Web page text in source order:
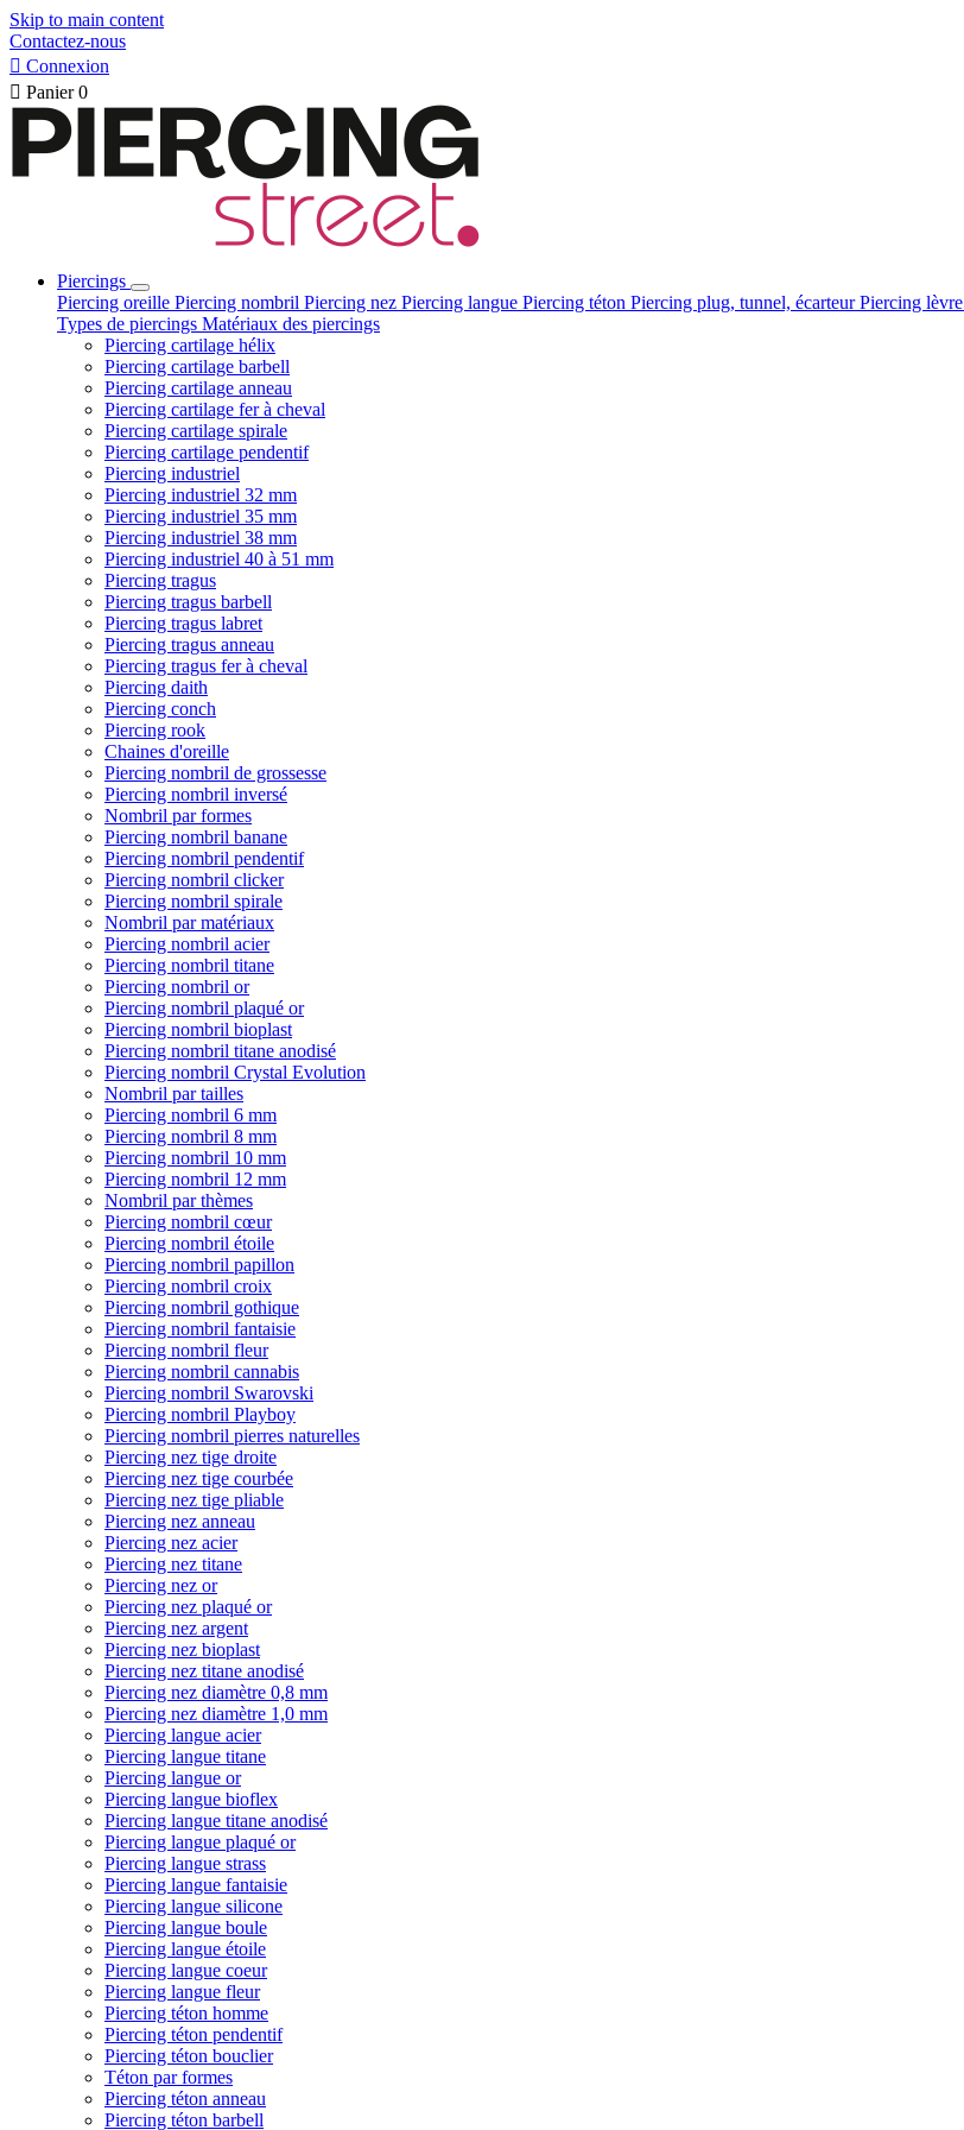
Skip to main content
Contactez-nous
 Connexion
 Panier 0
Piercings
Piercing oreille Piercing nombril Piercing nez Piercing langue Piercing téton Piercing plug, tunnel, écarteurPiercing lèvre
Types de piercings Matériaux des piercings
Piercing cartilage hélix
Piercing cartilage barbell
Piercing cartilage anneau
Piercing cartilage fer à cheval
Piercing cartilage spirale
Piercing cartilage pendentif
Piercing industriel
Piercing industriel 32 mm
Piercing industriel 35 mm
Piercing industriel 38 mm
Piercing industriel 40 à 51 mm
Piercing tragus
Piercing tragus barbell
Piercing tragus labret
Piercing tragus anneau
Piercing tragus fer à cheval
Piercing daith
Piercing conch
Piercing rook
Chaines d'oreille
Piercing nombril de grossesse
Piercing nombril inversé
Nombril par formes
Piercing nombril banane
Piercing nombril pendentif
Piercing nombril clicker
Piercing nombril spirale
Nombril par matériaux
Piercing nombril acier
Piercing nombril titane
Piercing nombril or
Piercing nombril plaqué or
Piercing nombril bioplast
Piercing nombril titane anodisé
Piercing nombril Crystal Evolution
Nombril par tailles
Piercing nombril 6 mm
Piercing nombril 8 mm
Piercing nombril 10 mm
Piercing nombril 12 mm
Nombril par thèmes
Piercing nombril cœur
Piercing nombril étoile
Piercing nombril papillon
Piercing nombril croix
Piercing nombril gothique
Piercing nombril fantaisie
Piercing nombril fleur
Piercing nombril cannabis
Piercing nombril Swarovski
Piercing nombril Playboy
Piercing nombril pierres naturelles
Piercing nez tige droite
Piercing nez tige courbée
Piercing nez tige pliable
Piercing nez anneau
Piercing nez acier
Piercing nez titane
Piercing nez or
Piercing nez plaqué or
Piercing nez argent
Piercing nez bioplast
Piercing nez titane anodisé
Piercing nez diamètre 0,8 mm
Piercing nez diamètre 1,0 mm
Piercing langue acier
Piercing langue titane
Piercing langue or
Piercing langue bioflex
Piercing langue titane anodisé
Piercing langue plaqué or
Piercing langue strass
Piercing langue fantaisie
Piercing langue silicone
Piercing langue boule
Piercing langue étoile
Piercing langue coeur
Piercing langue fleur
Piercing téton homme
Piercing téton pendentif
Piercing téton bouclier
Téton par formes
Piercing téton anneau
Piercing téton barbell